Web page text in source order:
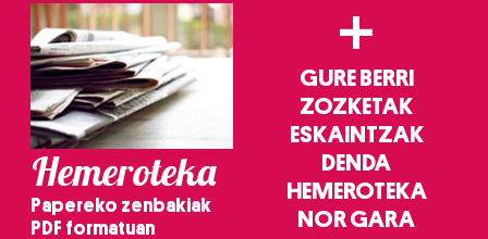
Hemeroteka
Papereko zenbakiak
PDF formatuan
+
GURE BERRI
ZOZKETAK
ESKAINTZAK
DENDA
HEMEROTEKA
NOR GARA